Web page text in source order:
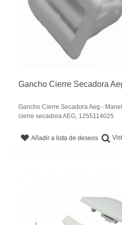
Gancho Cierre Secadora
Gancho Cierre Secadora Aeg -
cierre secadora AEG, 1255114025
Añadir a lista de deseos